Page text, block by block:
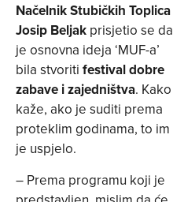
Načelnik Stubičkih Toplica
Josip Beljak prisjetio se da
je osnovna ideja ‘MUF-a’
bila stvoriti festival dobre
zabave i zajedništva. Kako
kaže, ako je suditi prema
proteklim godinama, to im
je uspjelo.
– Prema programu koji je